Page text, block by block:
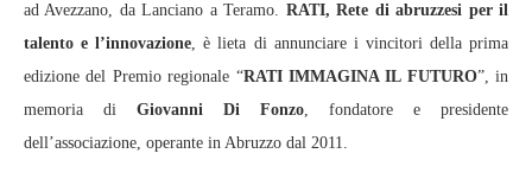
ad Avezzano, da Lanciano a Teramo. RATI, Rete di abruzzesi per il
talento e l’innovazione, è lieta di annunciare i vincitori della prima
edizione del Premio regionale “RATI IMMAGINA IL FUTURO”, in
memoria di Giovanni Di Fonzo, fondatore e presidente
dell’associazione, operante in Abruzzo dal 2011.